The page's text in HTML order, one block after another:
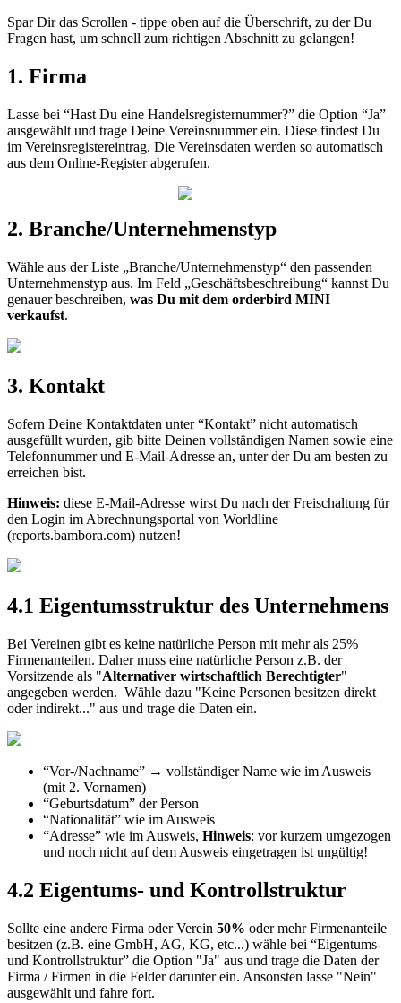
Spar Dir das Scrollen - tippe oben auf die Überschrift, zu der Du
Fragen hast, um schnell zum richtigen Abschnitt zu gelangen!
1. Firma
Lasse bei “Hast Du eine Handelsregisternummer?” die Option “Ja”
ausgewählt und trage Deine Vereinsnummer ein. Diese findest Du
im Vereinsregistereintrag. Die Vereinsdaten werden so automatisch
aus dem Online-Register abgerufen.
2. Branche/Unternehmenstyp
Wähle aus der Liste „Branche/Unternehmenstyp“ den passenden
Unternehmenstyp aus. Im Feld „Geschäftsbeschreibung“ kannst Du
genauer beschreiben, was Du mit dem orderbird MINI
verkaufst.
3. Kontakt
Sofern Deine Kontaktdaten unter “Kontakt” nicht automatisch
ausgefüllt wurden, gib bitte Deinen vollständigen Namen sowie eine
Telefonnummer und E-Mail-Adresse an, unter der Du am besten zu
erreichen bist.
Hinweis: diese E-Mail-Adresse wirst Du nach der Freischaltung für
den Login im Abrechnungsportal von Worldline
(reports.bambora.com) nutzen!
4.1 Eigentumsstruktur des Unternehmens
Bei Vereinen gibt es keine natürliche Person mit mehr als 25%
Firmenanteilen. Daher muss eine natürliche Person z.B. der
Vorsitzende als "Alternativer wirtschaftlich Berechtigter"
angegeben werden. Wähle dazu "Keine Personen besitzen direkt
oder indirekt..." aus und trage die Daten ein.
“Vor-/Nachname” → vollständiger Name wie im Ausweis
(mit 2. Vornamen)
“Geburtsdatum” der Person
“Nationalität” wie im Ausweis
“Adresse” wie im Ausweis, Hinweis: vor kurzem umgezogen
und noch nicht auf dem Ausweis eingetragen ist ungültig!
4.2 Eigentums- und Kontrollstruktur
Sollte eine andere Firma oder Verein 50% oder mehr Firmenanteile
besitzen (z.B. eine GmbH, AG, KG, etc...) wähle bei “Eigentums-
und Kontrollstruktur” die Option "Ja" aus und trage die Daten der
Firma / Firmen in die Felder darunter ein. Ansonsten lasse "Nein"
ausgewählt und fahre fort.